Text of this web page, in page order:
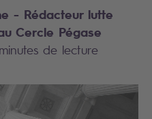
- Rédacteur lutte
Cercle Pégase
minutes de lecture